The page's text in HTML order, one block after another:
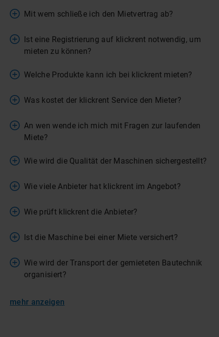
Mit wem schließe ich den Mietvertrag ab?
Ist eine Registrierung auf klickrent notwendig, um
mieten zu können?
Welche Produkte kann ich bei klickrent mieten?
Was kostet der klickrent Service den Mieter?
An wen wende ich mich mit Fragen zur laufenden
Miete?
Wie wird die Qualität der Maschinen sichergestellt?
Wie viele Anbieter hat klickrent im Angebot?
Wie prüft klickrent die Anbieter?
Ist die Maschine bei einer Miete versichert?
Wie wird der Transport der gemieteten Bautechnik
organisiert?
mehr anzeigen